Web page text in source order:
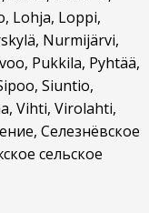
Lohja, Loppi,
Nurmijärvi,
Pukkila, Pyhtää,
Siuntio,
Vihti, Virolahti,
Селезнёвское
сельское